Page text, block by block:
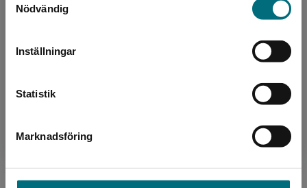
Nödvändig
Inställningar
Statistik
Marknadsföring
Sverige. För att kunna slutföra ett köp måste
Linda Ågren debuterade som författare och
hennes första bok på Nypon. Linda är